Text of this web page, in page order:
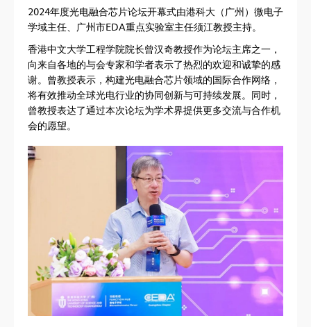
2024年度光电融合芯片论坛开幕式由港科大（广州）微电子
学域主任、广州市EDA重点实验室主任须江教授主持。
香港中文大学工程学院院长曾汉奇教授作为论坛主席之一，
向来自各地的与会专家和学者表示了热烈的欢迎和诚挚的感
谢。曾教授表示，构建光电融合芯片领域的国际合作网络，
将有效推动全球光电行业的协同创新与可持续发展。同时，
曾教授表达了通过本次论坛为学术界提供更多交流与合作机
会的愿望。